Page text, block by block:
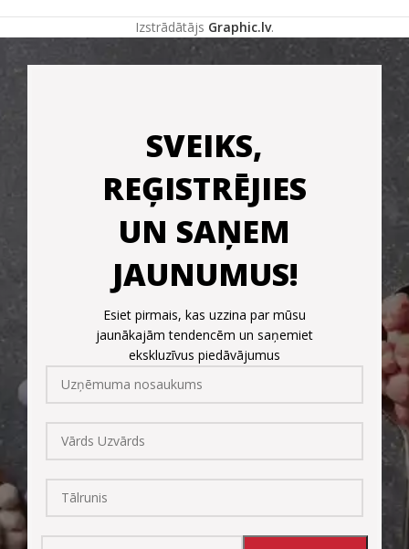
Izstrādātājs Graphic.lv.
SVEIKS,
REĢISTRĒJIES
UN SAŅEM
JAUNUMUS!
Esiet pirmais, kas uzzina par mūsu
jaunākajām tendencēm un saņemiet
ekskluzīvus piedāvājumus